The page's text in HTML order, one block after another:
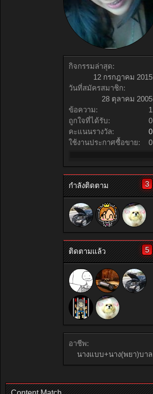
กิจกรรมล่าสุด:
12 กรกฎาคม 2015
วันที่สมัครสมาชิก:
28 ตุลาคม 2005
ข้อความ:
1
ถูกใจที่ได้รับ:
0
คะแนนรางวัล:
0
ใช้งานประกาศซื้อขาย:
0
กำลังติดตาม 3
ติดตามแล้ว 5
อาชีพ:
นางแบบ+นาง(พยา)บาล